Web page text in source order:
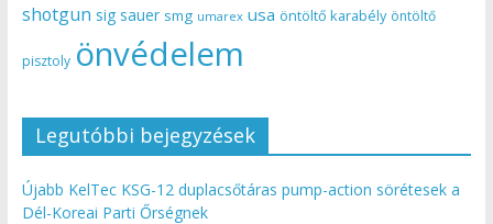
shotgun sig sauer smg umarex usa öntöltő karabély öntöltő
pisztoly önvédelem
Legutóbbi bejegyzések
Újabb KelTec KSG-12 duplacsőtáras pump-action sörétesek a
Dél-Koreai Parti Őrségnek